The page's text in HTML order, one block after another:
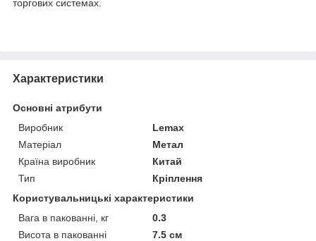
торгових системах.
Характеристики
Основні атрибути
Виробник
Lemax
Матеріал
Метал
Країна виробник
Китай
Тип
Кріплення
Користувальницькі характеристики
Вага в пакованні, кг
0.3
Висота в пакованні
7.5 см